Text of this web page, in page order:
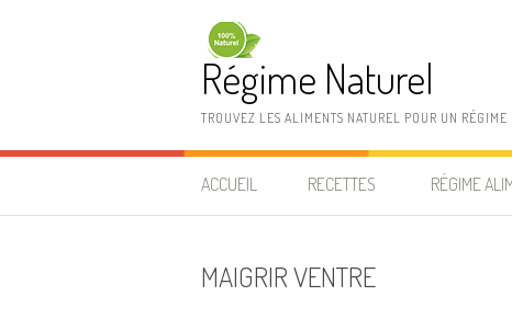
Régime Naturel
TROUVEZ LES ALIMENTS NATUREL POUR UN RÉGIME
ACCUEIL RECETTES RÉGIME
MAIGRIR VENTRE